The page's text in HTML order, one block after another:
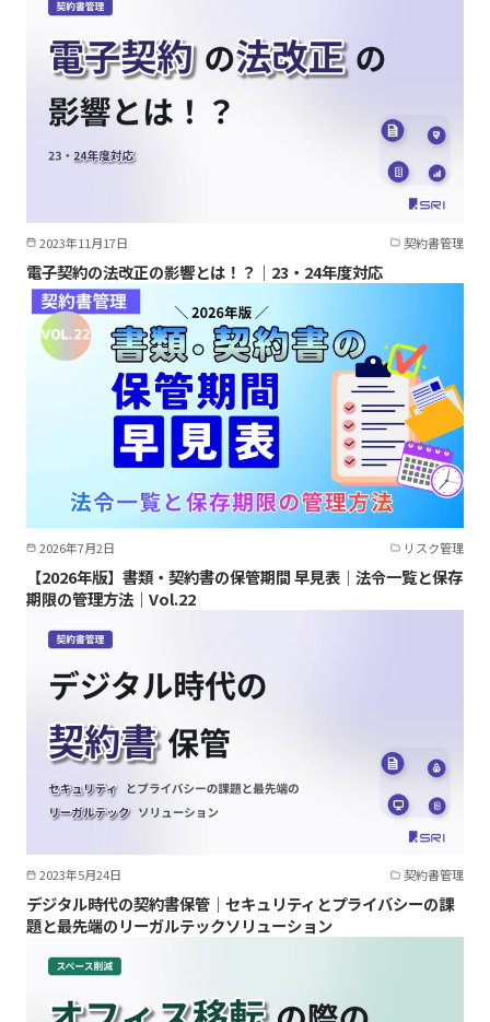
2023年11月17日 契約書管理
電子契約の法改正の影響とは！？｜23・24年度対応
2026年7月2日 リスク管理
【2026年版】書類・契約書の保管期間 早見表｜法令一覧と保存
期限の管理方法｜Vol.22
2023年5月24日 契約書管理
デジタル時代の契約書保管｜セキュリティとプライバシーの課
題と最先端のリーガルテックソリューション